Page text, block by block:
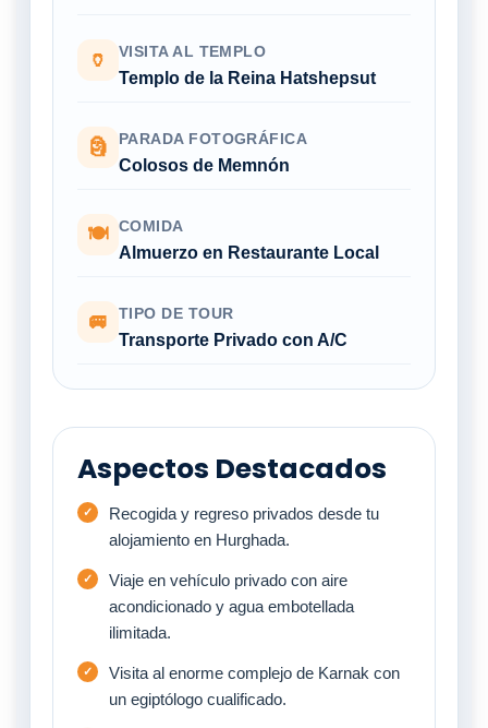
🏺 VISITA AL TEMPLO
Templo de la Reina Hatshepsut
🗿 PARADA FOTOGRÁFICA
Colosos de Memnón
🍽 COMIDA
Almuerzo en Restaurante Local
🚐 TIPO DE TOUR
Transporte Privado con A/C
Aspectos Destacados
Recogida y regreso privados desde tu
alojamiento en Hurghada.
Viaje en vehículo privado con aire
acondicionado y agua embotellada
ilimitada.
Visita al enorme complejo de Karnak con
un egiptólogo cualificado.